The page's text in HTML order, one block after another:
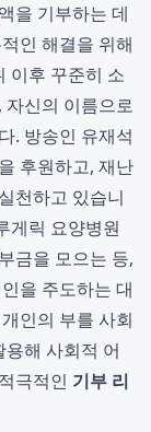
을 기부하는 데
인 해결을 위해
이후 꾸준히 소
신의 이름으로
. 방송인 유재석
후원하고, 재난
천하고 있습니
게릭 요양병원
금을 모으는 등,
을 주도하는 대
인의 부를 사회
해 사회적 어
극적인 기부 리